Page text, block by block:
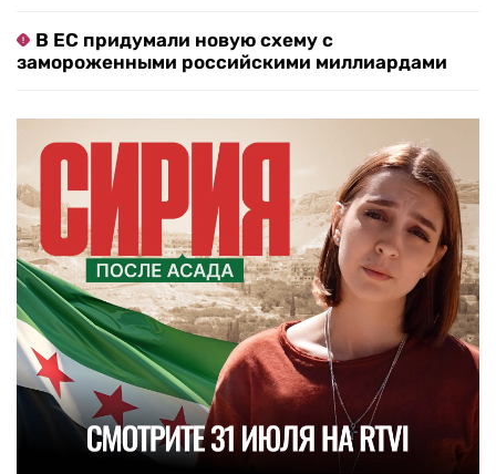
В ЕС придумали новую схему с
замороженными российскими миллиардами